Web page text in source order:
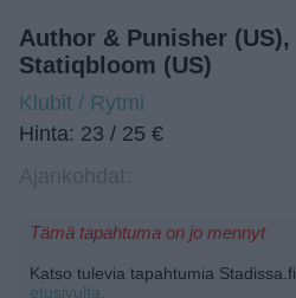
Author & Punisher (US),
Statiqbloom (US)
Klubit / Rytmi
Hinta: 23 / 25 €
Tämä tapahtuma on jo mennyt
Katso tulevia tapahtumia Stadissa.fi
etusivulta.